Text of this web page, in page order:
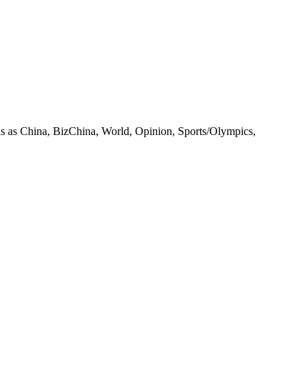
as China, BizChina, World, Opinion, Sports/Olympics,